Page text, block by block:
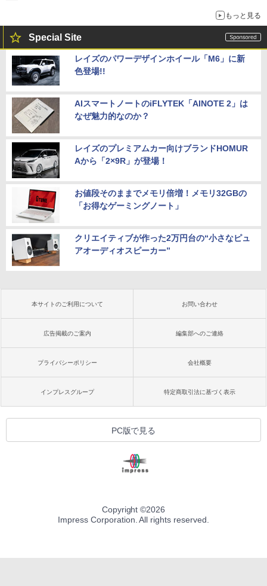
もっと見る
Special Site
レイズのパワーデザインホイール「M6」に新
色登場!!
AIスマートノートのiFLYTEK「AINOTE 2」は
なぜ魅力的なのか？
レイズのプレミアムカー向けブランドHOMUR
Aから「2×9R」が登場！
お値段そのままでメモリ倍増！メモリ32GBの
「お得なゲーミングノート」
クリエイティブが作った2万円台の“小さなピュ
アオーディオスピーカー”
本サイトのご利用について お問い合わせ
広告掲載のご案内 編集部へのご連絡
プライバシーポリシー 会社概要
インプレスグループ 特定商取引法に基づく表示
PC版で見る
Copyright ©2026
Impress Corporation. All rights reserved.